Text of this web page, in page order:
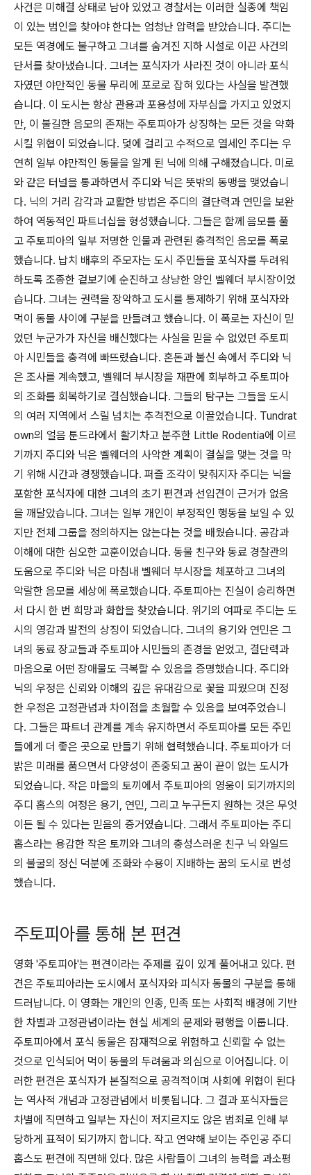
사건은 미해결 상태로 남아 있었고 경찰서는 이러한 실종에 책임
이 있는 범인을 찾아야 한다는 엄청난 압력을 받았습니다. 주디는
모든 역경에도 불구하고 그녀를 숨겨진 지하 시설로 이끈 사건의
단서를 찾아냈습니다. 그녀는 포식자가 사라진 것이 아니라 포식
자였던 야만적인 동물 무리에 포로로 잡혀 있다는 사실을 발견했
습니다. 이 도시는 항상 관용과 포용성에 자부심을 가지고 있었지
만, 이 불길한 음모의 존재는 주토피아가 상징하는 모든 것을 약화
시킬 위협이 되었습니다. 덫에 걸리고 수적으로 열세인 주디는 우
연히 일부 야만적인 동물을 알게 된 닉에 의해 구해졌습니다. 미로
와 같은 터널을 통과하면서 주디와 닉은 뜻밖의 동맹을 맺었습니
다. 닉의 거리 감각과 교활한 방법은 주디의 결단력과 연민을 보완
하여 역동적인 파트너십을 형성했습니다. 그들은 함께 음모를 풀
고 주토피아의 일부 저명한 인물과 관련된 충격적인 음모를 폭로
했습니다. 납치 배후의 주모자는 도시 주민들을 포식자를 두려워
하도록 조종한 겉보기에 순진하고 상냥한 양인 벨웨더 부시장이었
습니다. 그녀는 권력을 장악하고 도시를 통제하기 위해 포식자와
먹이 동물 사이에 구분을 만들려고 했습니다. 이 폭로는 자신이 믿
었던 누군가가 자신을 배신했다는 사실을 믿을 수 없었던 주토피
아 시민들을 충격에 빠뜨렸습니다. 혼돈과 불신 속에서 주디와 닉
은 조사를 계속했고, 벨웨더 부시장을 재판에 회부하고 주토피아
의 조화를 회복하기로 결심했습니다. 그들의 탐구는 그들을 도시
의 여러 지역에서 스릴 넘치는 추격전으로 이끌었습니다. Tundrat
own의 얼음 툰드라에서 활기차고 분주한 Little Rodentia에 이르
기까지 주디와 닉은 벨웨더의 사악한 계획이 결실을 맺는 것을 막
기 위해 시간과 경쟁했습니다. 퍼즐 조각이 맞춰지자 주디는 닉을
포함한 포식자에 대한 그녀의 초기 편견과 선입견이 근거가 없음
을 깨달았습니다. 그녀는 일부 개인이 부정적인 행동을 보일 수 있
지만 전체 그룹을 정의하지는 않는다는 것을 배웠습니다. 공감과
이해에 대한 심오한 교훈이었습니다. 동물 친구와 동료 경찰관의
도움으로 주디와 닉은 마침내 벨웨더 부시장을 체포하고 그녀의
악랄한 음모를 세상에 폭로했습니다. 주토피아는 진실이 승리하면
서 다시 한 번 희망과 화합을 찾았습니다. 위기의 여파로 주디는 도
시의 영감과 발전의 상징이 되었습니다. 그녀의 용기와 연민은 그
녀의 동료 장교들과 주토피아 시민들의 존경을 얻었고, 결단력과
마음으로 어떤 장애물도 극복할 수 있음을 증명했습니다. 주디와
닉의 우정은 신뢰와 이해의 깊은 유대감으로 꽃을 피웠으며 진정
한 우정은 고정관념과 차이점을 초월할 수 있음을 보여주었습니
다. 그들은 파트너 관계를 계속 유지하면서 주토피아를 모든 주민
들에게 더 좋은 곳으로 만들기 위해 협력했습니다. 주토피아가 더
밝은 미래를 품으면서 다양성이 존중되고 꿈이 끝이 없는 도시가
되었습니다. 작은 마을의 토끼에서 주토피아의 영웅이 되기까지의
주디 홉스의 여정은 용기, 연민, 그리고 누구든지 원하는 것은 무엇
이든 될 수 있다는 믿음의 증거였습니다. 그래서 주토피아는 주디
홉스라는 용감한 작은 토끼와 그녀의 충성스러운 친구 닉 와일드
의 불굴의 정신 덕분에 조화와 수용이 지배하는 꿈의 도시로 번성
했습니다.
주토피아를 통해 본 편견
영화 '주토피아'는 편견이라는 주제를 깊이 있게 풀어내고 있다. 편
견은 주토피아라는 도시에서 포식자와 피식자 동물의 구분을 통해
드러납니다. 이 영화는 개인의 인종, 민족 또는 사회적 배경에 기반
한 차별과 고정관념이라는 현실 세계의 문제와 평행을 이룹니다.
주토피아에서 포식 동물은 잠재적으로 위험하고 신뢰할 수 없는
것으로 인식되어 먹이 동물의 두려움과 의심으로 이어집니다. 이
러한 편견은 포식자가 본질적으로 공격적이며 사회에 위협이 된다
는 역사적 개념과 고정관념에서 비롯됩니다. 그 결과 포식자들은
차별에 직면하고 일부는 자신이 저지르지도 않은 범죄로 인해 부
당하게 표적이 되기까지 합니다. 작고 연약해 보이는 주인공 주디
홉스도 편견에 직면해 있다. 많은 사람들이 그녀의 능력을 과소평